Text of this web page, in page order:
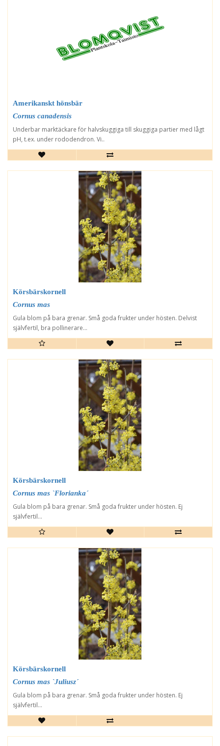
Amerikanskt hönsbär
Cornus canadensis
Underbar marktäckare för halvskuggiga till skuggiga partier med lågt
pH, t.ex. under rododendron. Vi..
Körsbärskornell
Cornus mas
Gula blom på bara grenar. Små goda frukter under hösten. Delvist
självfertil, bra pollinerare...
Körsbärskornell
Cornus mas `Florianka´
Gula blom på bara grenar. Små goda frukter under hösten. Ej
självfertil...
Körsbärskornell
Cornus mas `Juliusz´
Gula blom på bara grenar. Små goda frukter under hösten. Ej
självfertil...